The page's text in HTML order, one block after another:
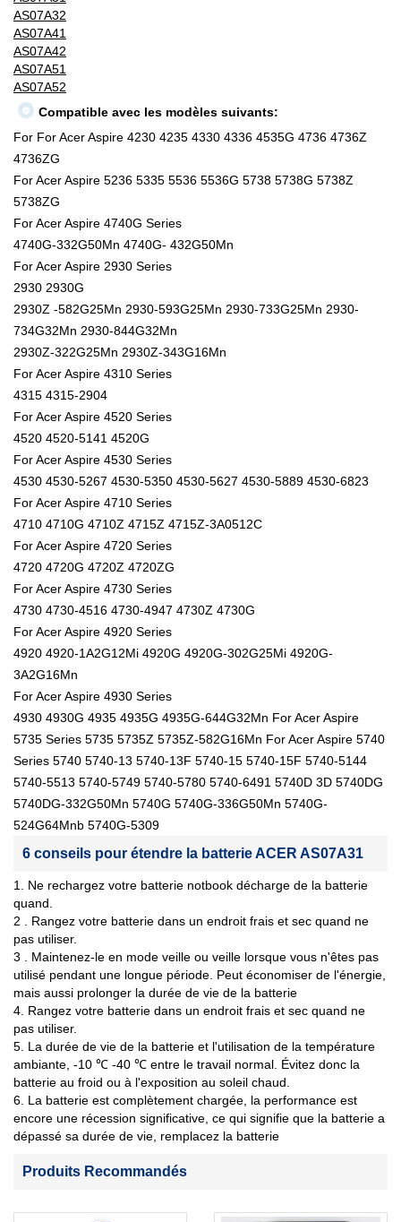
AS07A32
AS07A41
AS07A42
AS07A51
AS07A52
Compatible avec les modèles suivants:
For For Acer Aspire 4230 4235 4330 4336 4535G 4736 4736Z
4736ZG
For Acer Aspire 5236 5335 5536 5536G 5738 5738G 5738Z
5738ZG
For Acer Aspire 4740G Series
4740G-332G50Mn 4740G- 432G50Mn
For Acer Aspire 2930 Series
2930 2930G
2930Z -582G25Mn 2930-593G25Mn 2930-733G25Mn 2930-
734G32Mn 2930-844G32Mn
2930Z-322G25Mn 2930Z-343G16Mn
For Acer Aspire 4310 Series
4315 4315-2904
For Acer Aspire 4520 Series
4520 4520-5141 4520G
For Acer Aspire 4530 Series
4530 4530-5267 4530-5350 4530-5627 4530-5889 4530-6823
For Acer Aspire 4710 Series
4710 4710G 4710Z 4715Z 4715Z-3A0512C
For Acer Aspire 4720 Series
4720 4720G 4720Z 4720ZG
For Acer Aspire 4730 Series
4730 4730-4516 4730-4947 4730Z 4730G
For Acer Aspire 4920 Series
4920 4920-1A2G12Mi 4920G 4920G-302G25Mi 4920G-
3A2G16Mn
For Acer Aspire 4930 Series
4930 4930G 4935 4935G 4935G-644G32Mn For Acer Aspire
5735 Series 5735 5735Z 5735Z-582G16Mn For Acer Aspire 5740
Series 5740 5740-13 5740-13F 5740-15 5740-15F 5740-5144
5740-5513 5740-5749 5740-5780 5740-6491 5740D 3D 5740DG
5740DG-332G50Mn 5740G 5740G-336G50Mn 5740G-
524G64Mnb 5740G-5309
6 conseils pour étendre la batterie ACER AS07A31
1. Ne rechargez votre batterie notbook décharge de la batterie
quand.
2 . Rangez votre batterie dans un endroit frais et sec quand ne
pas utiliser.
3 . Maintenez-le en mode veille ou veille lorsque vous n'êtes pas
utilisé pendant une longue période. Peut économiser de l'énergie,
mais aussi prolonger la durée de vie de la batterie
4. Rangez votre batterie dans un endroit frais et sec quand ne
pas utiliser.
5. La durée de vie de la batterie et l'utilisation de la température
ambiante, -10 ℃ -40 ℃ entre le travail normal. Évitez donc la
batterie au froid ou à l'exposition au soleil chaud.
6. La batterie est complètement chargée, la performance est
encore une récession significative, ce qui signifie que la batterie a
dépassé sa durée de vie, remplacez la batterie
Produits Recommandés